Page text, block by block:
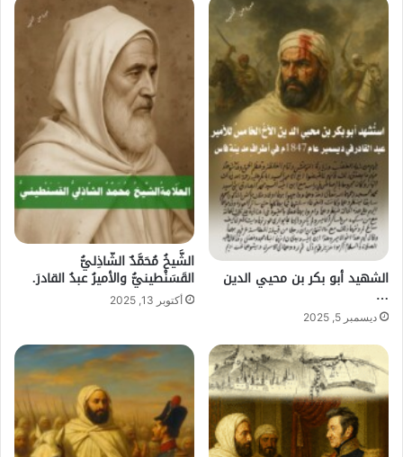
الشهيد أبو بكر بن محيي الدين
…
ديسمبر 5, 2025
الشَّيخُ مُحَمَّدٌ الشّاذِليُّ
القَسَنْطينيُّ والأميرُ عبدُ القادرَ.
أكتوبر 13, 2025